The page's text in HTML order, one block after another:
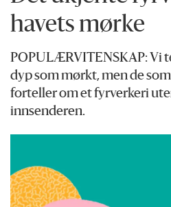
havets mørke
POPULÆRVITENSKAP: Vi
dyp som mørkt, men de
forteller om et fyrverkeri
innsenderen.